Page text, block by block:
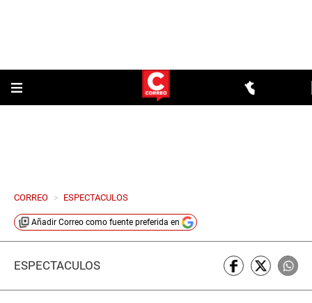
CORREO > ESPECTACULOS
Añadir Correo como fuente preferida en
ESPECTÁCULOS